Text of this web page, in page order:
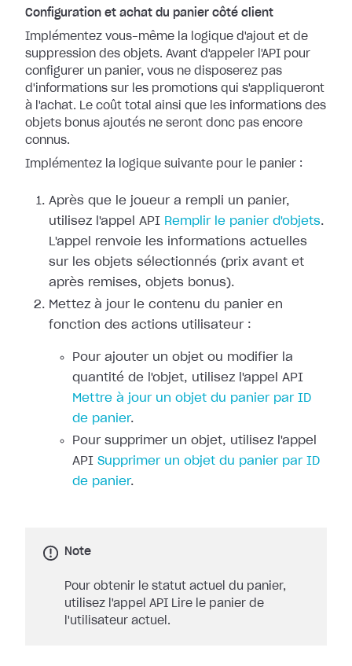
Configuration et achat du panier côté client
Implémentez vous-même la logique d'ajout et de
suppression des objets. Avant d'appeler l'API pour
configurer un panier, vous ne disposerez pas
d'informations sur les promotions qui s'appliqueront
à l'achat. Le coût total ainsi que les informations des
objets bonus ajoutés ne seront donc pas encore
connus.
Implémentez la logique suivante pour le panier :
Après que le joueur a rempli un panier,
utilisez l'appel API Remplir le panier d'objets.
L'appel renvoie les informations actuelles
sur les objets sélectionnés (prix avant et
après remises, objets bonus).
Mettez à jour le contenu du panier en
fonction des actions utilisateur :
Pour ajouter un objet ou modifier la
quantité de l'objet, utilisez l'appel API
Mettre à jour un objet du panier par ID
de panier.
Pour supprimer un objet, utilisez l'appel
API Supprimer un objet du panier par ID
de panier.
Note
Pour obtenir le statut actuel du panier,
utilisez l'appel API Lire le panier de
l'utilisateur actuel.